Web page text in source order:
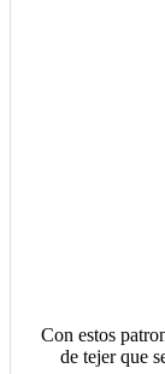
Con estos
de tejer que